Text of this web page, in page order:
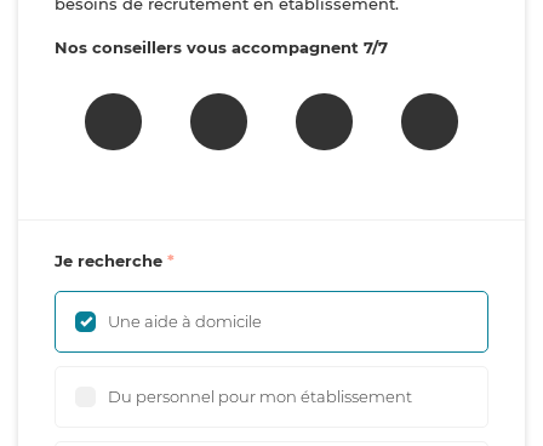
besoins de recrutement en établissement.
Nos conseillers vous accompagnent 7/7
Je recherche
Une aide à domicile
Du personnel pour mon établissement